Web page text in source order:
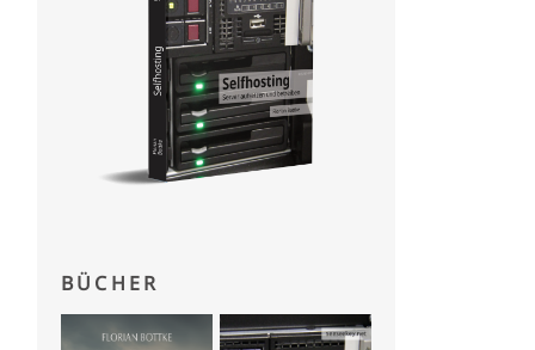
BÜCHER